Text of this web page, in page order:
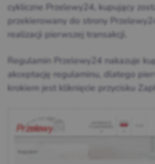
cykliczne Przelewy24, kupujący
przekierowany do strony
realizacji pierwszej transakcji.
Regulamin Przelewy24 nakazuje
akceptację regulaminu, dlatego
krokiem jest kliknięcie przycisku